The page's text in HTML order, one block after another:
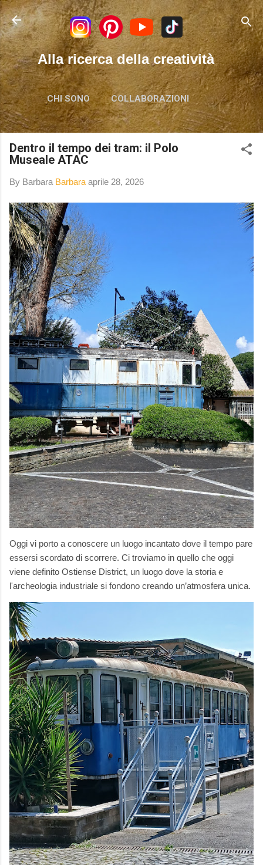
Passa ai contenuti principali
Alla ricerca della creatività
CHI SONO COLLABORAZIONI
Dentro il tempo dei tram: il Polo
Museale ATAC
By Barbara Barbara aprile 28, 2026
Oggi vi porto a conoscere un luogo incantato dove il tempo pare
essersi scordato di scorrere. Ci troviamo in quello che oggi
viene definito Ostiense District, un luogo dove la storia e
l'archeologia industriale si fondono creando un’atmosfera unica.